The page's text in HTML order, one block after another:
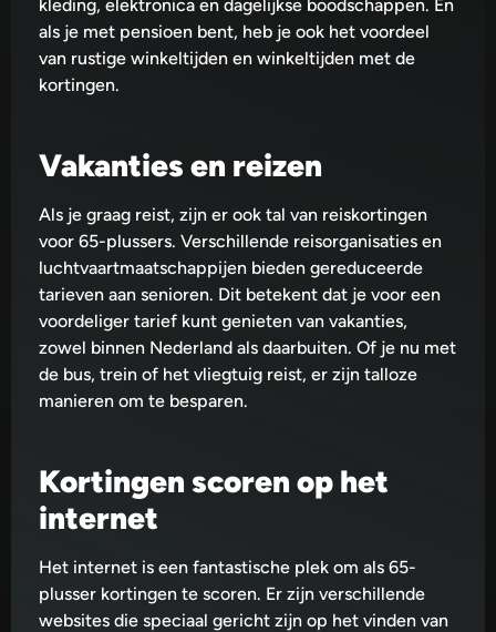
kleding, elektronica en dagelijkse boodschappen. En
als je met pensioen bent, heb je ook het voordeel
van rustige winkeltijden en winkeltijden met de
kortingen.
Vakanties en reizen
Als je graag reist, zijn er ook tal van reiskortingen
voor 65-plussers. Verschillende reisorganisaties en
luchtvaartmaatschappijen bieden gereduceerde
tarieven aan senioren. Dit betekent dat je voor een
voordeliger tarief kunt genieten van vakanties,
zowel binnen Nederland als daarbuiten. Of je nu met
de bus, trein of het vliegtuig reist, er zijn talloze
manieren om te besparen.
Kortingen scoren op het
internet
Het internet is een fantastische plek om als 65-
plusser kortingen te scoren. Er zijn verschillende
websites die speciaal gericht zijn op het vinden van